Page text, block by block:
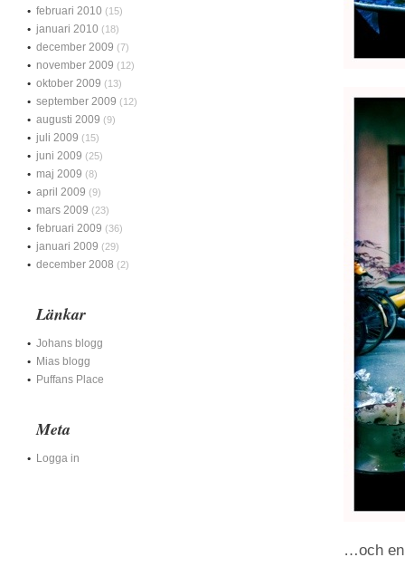
…och en
februari 2010 (15)
januari 2010 (18)
december 2009 (7)
november 2009 (12)
oktober 2009 (13)
september 2009 (12)
augusti 2009 (9)
juli 2009 (15)
juni 2009 (25)
maj 2009 (8)
april 2009 (9)
mars 2009 (23)
februari 2009 (36)
januari 2009 (29)
december 2008 (2)
Länkar
Johans blogg
Mias blogg
Puffans Place
Meta
Logga in